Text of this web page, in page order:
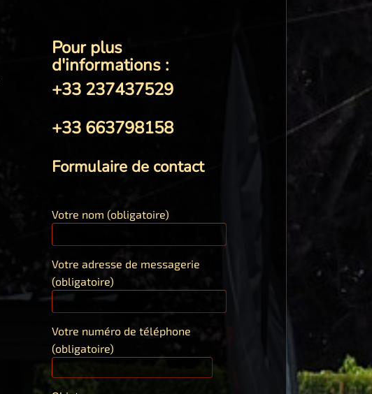
Pour plus
d'informations :
+33 237437529
+33 663798158
Formulaire de contact
Votre nom (obligatoire)
Votre adresse de messagerie
(obligatoire)
Votre numéro de téléphone
(obligatoire)